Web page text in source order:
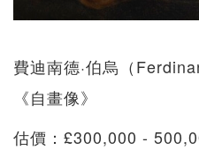
費迪南德·伯烏（
《自畫像》
估價：£300,000 -